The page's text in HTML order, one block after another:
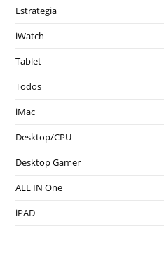
Estrategia
iWatch
Tablet
Todos
iMac
Desktop/CPU
Desktop Gamer
ALL IN One
iPAD